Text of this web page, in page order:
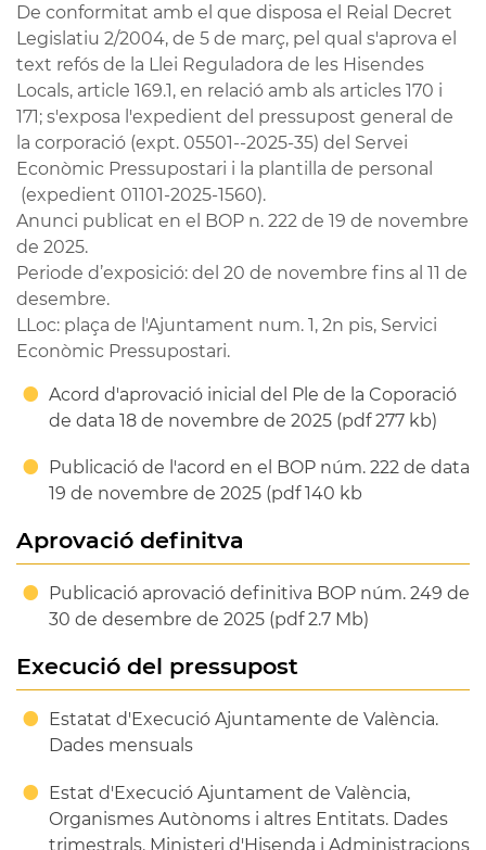
De conformitat amb el que disposa el Reial Decret
Legislatiu 2/2004, de 5 de març, pel qual s'aprova el
text refós de la Llei Reguladora de les Hisendes
Locals, article 169.1, en relació amb als articles 170 i
171; s'exposa l'expedient del pressupost general de
la corporació (expt. 05501--2025-35) del Servei
Econòmic Pressupostari i la plantilla de personal
(expedient 01101-2025-1560).
Anunci publicat en el BOP n. 222 de 19 de novembre
de 2025.
Periode d’exposició: del 20 de novembre fins al 11 de
desembre.
LLoc: plaça de l'Ajuntament num. 1, 2n pis, Servici
Econòmic Pressupostari.
Acord d'aprovació inicial del Ple de la Coporació
de data 18 de novembre de 2025 (pdf 277 kb)
Publicació de l'acord en el BOP núm. 222 de data
19 de novembre de 2025 (pdf 140 kb
Aprovació definitva
Publicació aprovació definitiva BOP núm. 249 de
30 de desembre de 2025 (pdf 2.7 Mb)
Execució del pressupost
Estatat d'Execució Ajuntamente de València.
Dades mensuals
Estat d'Execució Ajuntament de València,
Organismes Autònoms i altres Entitats. Dades
trimestrals. Ministeri d'Hisenda i Administracions